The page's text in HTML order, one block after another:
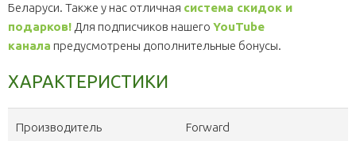
Беларуси. Также у нас отличная система скидок и
подарков! Для подписчиков нашего YouTube
канала предусмотрены дополнительные бонусы.
ХАРАКТЕРИСТИКИ
Производитель Forward